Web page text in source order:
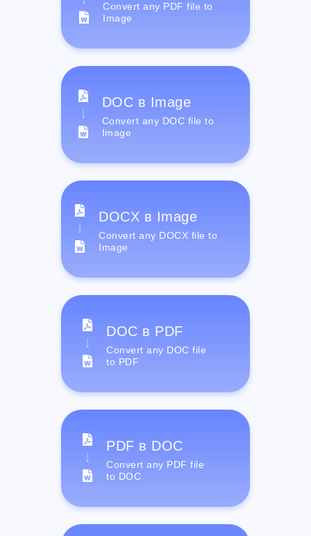
Convert any PDF file to
Image
DOC в Image
Convert any DOC file to
Image
DOCX в Image
Convert any DOCX file to
Image
DOC в PDF
Convert any DOC file
to PDF
PDF в DOC
Convert any PDF file
to DOC